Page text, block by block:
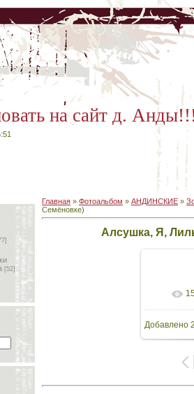
на сайт д.
[52]
Главная » Фотоальбом » АНДИНСКИЕ »
Семёновке)
Алсушка, Я,
В
Добавлено